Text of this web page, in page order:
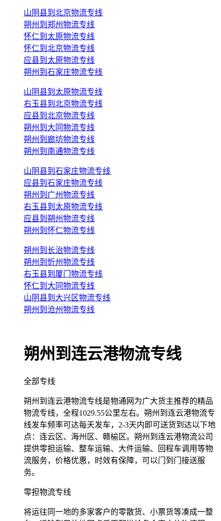
山阴县到北京物流专线
朔州到郑州物流专线
怀仁到太原物流专线
怀仁到北京物流专线
应县到太原物流专线
朔州到石家庄物流专线
山阴县到太原物流专线
右玉县到北京物流专线
应县到北京物流专线
朔州到大同物流专线
朔州到廊坊物流专线
朔州到南通物流专线
山阴县到石家庄物流专线
应县到石家庄物流专线
朔州到广州物流专线
右玉县到太原物流专线
应县到朔州物流专线
朔州到怀仁物流专线
朔州到长治物流专线
朔州到忻州物流专线
右玉县到厦门物流专线
怀仁到大同物流专线
山阴县到大兴区物流专线
朔州到沧州物流专线
朔州到连云港物流专线
全部专线
朔州到连云港物流专线是物通网为广大货主推荐的精品
物流专线，全程1029.55公里左右。朔州到连云港物流专
线发车频率可达每天发车，2-3天内即可送货到达以下地
点：连云区、海州区、赣榆区。朔州到连云港物流公司
提供零担运输、整车运输、大件运输、回程车调用等物
流服务，价格优惠，时效有保障，可以门到门接送服
务。
零担物流专线
将运往同一地的多家客户的零散货、小票货等凑成一整